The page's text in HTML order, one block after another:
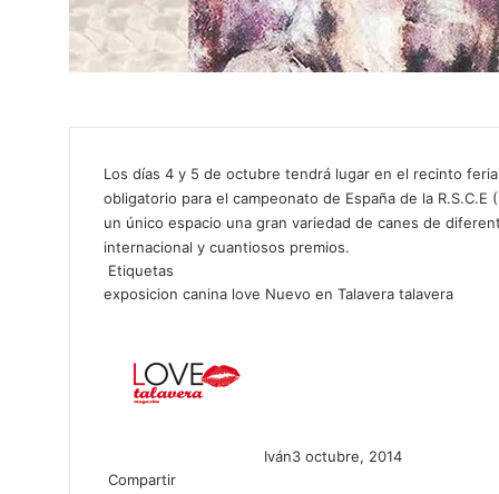
Los días 4 y 5 de octubre tendrá lugar en el recinto
obligatorio para el campeonato de España de la
un único espacio una gran variedad de canes de
internacional y cuantiosos premios.
Etiquetas
exposicion canina love Nuevo en Talavera talavera
Iván3 octubre, 2014
Compartir